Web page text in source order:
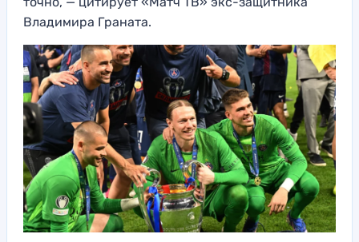
Владимира Граната.